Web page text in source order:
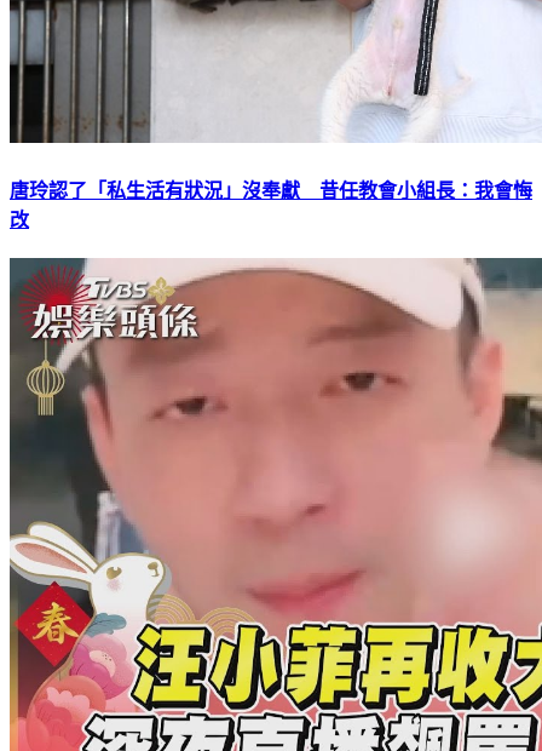
唐玲認了「私生活有狀況」沒奉獻 昔任教會小組長：我會悔
改